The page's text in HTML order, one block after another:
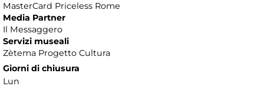
MasterCard Priceless Rome
Media Partner
Il Messaggero
Servizi museali
Zètema Progetto Cultura
Giorni di chiusura
Lun